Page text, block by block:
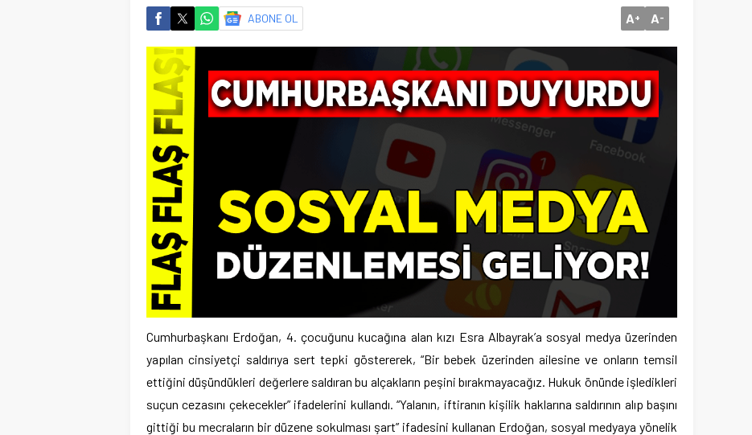
ABONE OL A+ A-
Cumhurbaşkanı Erdoğan, 4. çocuğunu kucağına alan kızı Esra Albayrak’a sosyal medya üzerinden
yapılan cinsiyetçi saldırıya sert tepki göstererek, “Bir bebek üzerinden ailesine ve onların temsil
ettiğini düşündükleri değerlere saldıran bu alçakların peşini bırakmayacağız. Hukuk önünde işledikleri
suçun cezasını çekecekler” ifadelerini kullandı. “Yalanın, iftiranın kişilik haklarına saldırının alıp başını
gittiği bu mecraların bir düzene sokulması şart” ifadesini kullanan Erdoğan, sosyal medyaya yönelik